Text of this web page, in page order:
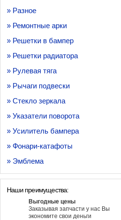
» Разное
» Ремонтные арки
» Решетки в бампер
» Решетки радиатора
» Рулевая тяга
» Рычаги подвески
» Стекло зеркала
» Указатели поворота
» Усилитель бампера
» Фонари-катафоты
» Эмблема
Наши преимущества:
Выгодные цены
Заказывая запчасти у нас Вы
экономите свои деньги